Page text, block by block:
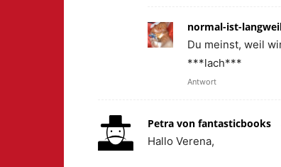
normal-ist-
Du meinst, weil
***lach***
Antwort
Petra von fantasticbooks
Hallo Verena,